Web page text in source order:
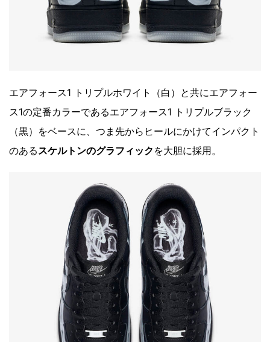
エアフォース1 トリプルホワイト（白）と共にエアフォー
ス1の定番カラーであるエアフォース1 トリプルブラック
（黒）をベースに、つま先からヒールにかけてインパクト
のある スケルトンのグラフィック を大胆に採用。